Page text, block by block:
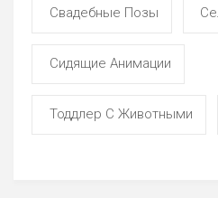
Свадебные Позы
Сидящие Анимации
Тоддлер С Животными